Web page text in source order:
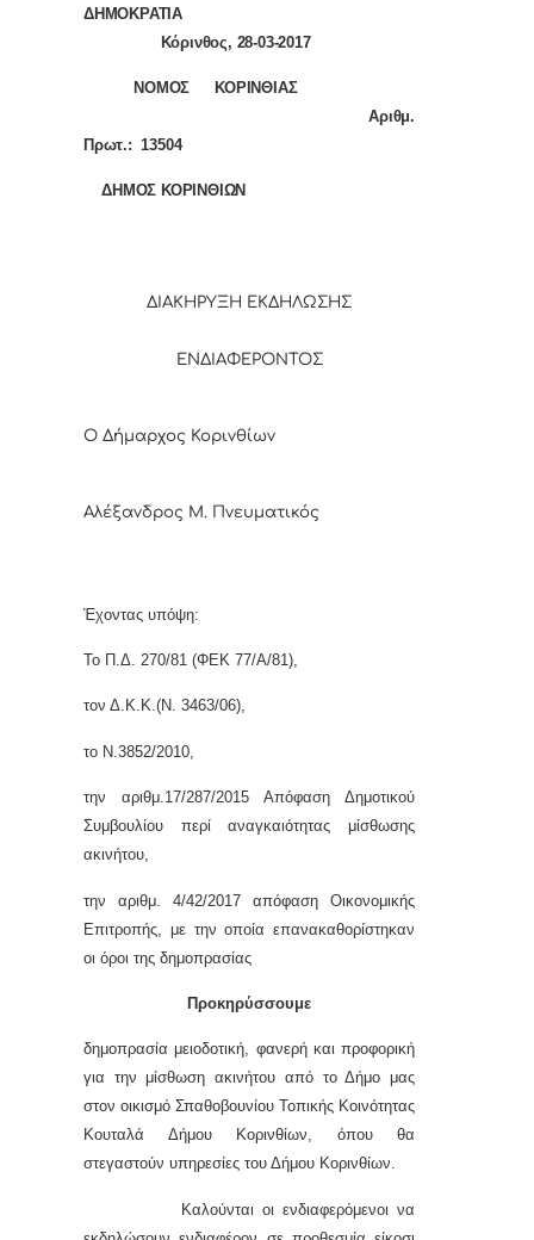
ΔΗΜΟΚΡΑΤΙΑ
Κόρινθος, 28-03-2017
ΝΟΜΟΣ ΚΟΡΙΝΘΙΑΣ
Αριθμ.
Πρωτ.:13504
ΔΗΜΟΣ ΚΟΡΙΝΘΙΩΝ
ΔΙΑΚΗΡΥΞΗ ΕΚΔΗΛΩΣΗΣ
ΕΝΔΙΑΦΕΡΟΝΤΟΣ
Ο Δήμαρχος Κορινθίων
Αλέξανδρος Μ. Πνευματικός
Έχοντας υπόψη:
Το Π.Δ. 270/81 (ΦΕΚ 77/Α/81),
τον Δ.Κ.Κ.(Ν. 3463/06),
το Ν.3852/2010,
την αριθμ.17/287/2015 Απόφαση Δημοτικού
Συμβουλίου περί αναγκαιότητας μίσθωσης
ακινήτου,
την αριθμ. 4/42/2017 απόφαση Οικονομικής
Επιτροπής, με την οποία επανακαθορίστηκαν
οι όροι της δημοπρασίας
Προκηρύσσουμε
δημοπρασία μειοδοτική, φανερή και προφορική
για την μίσθωση ακινήτου από το Δήμο μας
στον οικισμό Σπαθοβουνίου Τοπικής Κοινότητας
Κουταλά Δήμου Κορινθίων, όπου θα
στεγαστούν υπηρεσίες του Δήμου Κορινθίων.
Καλούνται οι ενδιαφερόμενοι να